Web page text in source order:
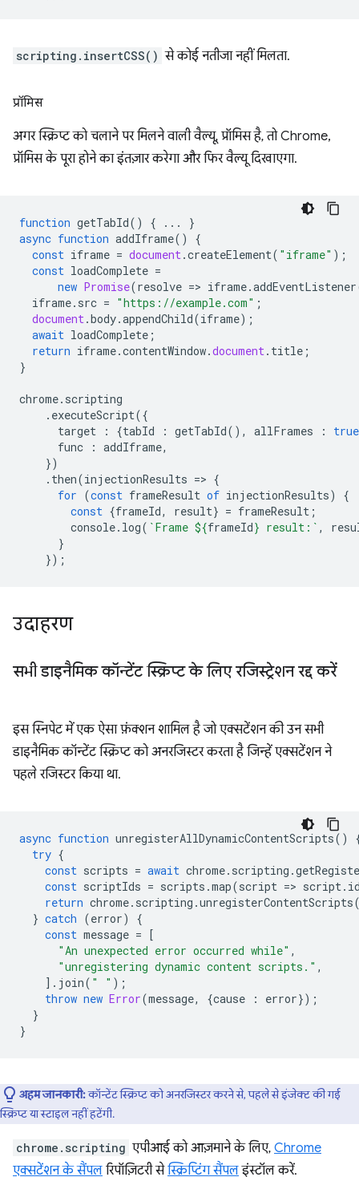
scripting.insertCSS() से कोई नतीजा नहीं मिलता.
प्रॉमिस
अगर स्क्रिप्ट को चलाने पर मिलने वाली वैल्यू, प्रॉमिस है, तो Chrome,
प्रॉमिस के पूरा होने का इंतज़ार करेगा और फिर वैल्यू दिखाएगा.
function getTabId() { ...
}
async function addIframe()
{
const iframe = document.createElement( "iframe" );
const loadComplete =
new Promise(resolve => iframe.addEventListener
iframe. src = "https://example.com" ;
document.body.appendChild(iframe);
await loadComplete ;
return iframe.contentWindow.document. title ;
}
chrome. scripting
. executeScript({
target
: {tabId : getTabId(), allFrames :
true
func
: addIframe,
})
. then(injectionResults => {
for (const frameResult of injectionResults)
{
const {frameId, result} = frameResult ;
console. log( `Frame ${frameId} result:` ,
}
});
उदाहरण
सभी डाइनैमिक कॉन्टेंट स्क्रिप्ट के लिए रजिस्ट्रेशन रद्द करें
इस स्निपेट में एक ऐसा फ़ंक्शन शामिल है जो एक्सटेंशन की उन सभी
डाइनैमिक कॉन्टेंट स्क्रिप्ट को अनरजिस्टर करता है जिन्हें एक्सटेंशन ने
पहले रजिस्टर किया था.
async function unregisterAllDynamicContentScripts()
try {
const scripts = await chrome. scripting .
const scriptIds = scripts .map(script => script.
return chrome. scripting .unregisterContentScripts
} catch (error)
{
const message = [
"An unexpected error occurred while" ,
"unregistering dynamic content scripts." ,
]. join( " " );
throw new Error(message, {cause : error});
}
}
अहम जानकारी:कॉन्टेंट स्क्रिप्ट को अनरजिस्टर करने से, पहले से इंजेक्ट की गई
स्क्रिप्ट या स्टाइल नहीं हटेंगी.
chrome.scripting एपीआई को आज़माने के लिए, Chrome
एक्सटेंशन के सैंपल रिपॉज़िटरी सेस्क्रिप्टिंग सैंपलइंस्टॉल करें.